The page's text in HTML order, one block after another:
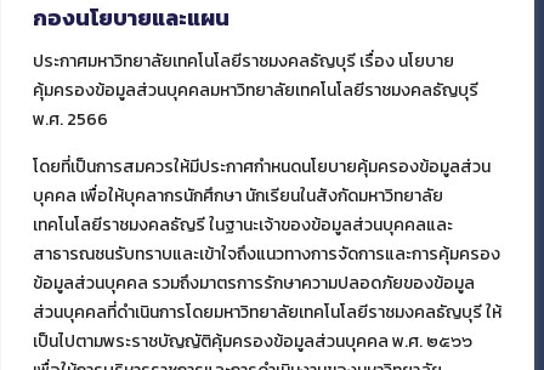
กองนโยบายและแผน
ประกาศมหาวิทยาลัยเทคโนโลยีราชมงคลธัญบุรี เรื่อง นโยบาย
คุ้มครองข้อมูลส่วนบุคคลมหาวิทยาลัยเทคโนโลยีราชมงคลธัญบุรี
พ.ศ. 2566
โดยที่เป็นการสมควรให้มีประกาศกำหนดนโยบายคุ้มครองข้อมูลส่วน
บุคคล เพื่อให้บุคลากรนักศึกษา นักเรียนในสังกัดมหาวิทยาลัย
เทคโนโลยีราชมงคลธัญรี ในฐานะเจ้าของข้อมูลส่วนบุคคลและ
สาธารณชนรับทราบและเข้าใจถึงแนวทางการจัดการและการคุ้มครอง
ข้อมูลส่วนบุคคล รวมถึงมาตรการรักษาความปลอดภัยของข้อมูล
ส่วนบุคคลที่ดำเนินการโดยมหาวิทยาลัยเทคโนโลยีราชมงคลธัญบุรี ให้
เป็นไปตามพระราชบัญญัติคุ้มครองข้อมูลส่วนบุคคล พ.ศ. ๒๕๖๖